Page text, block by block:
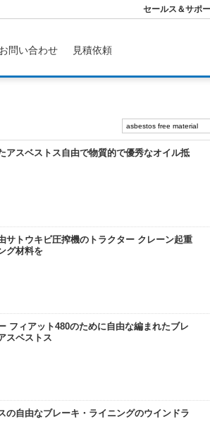
セールス＆サポ
お問い合わせ 見積依頼
アスベストス自由で物質的で優秀なオイル抵
サトウキビ圧搾機のトラクター クレーン起重
グ材料を
フィアット480のために自由な編まれたブレ
スベストス
の自由なブレーキ・ライニングのウインドラ